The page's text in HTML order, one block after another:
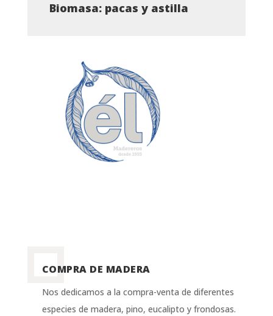
Biomasa: pacas y astilla
COMPRA DE MADERA
Nos dedicamos a la compra-venta de diferentes
especies de madera, pino, eucalipto y frondosas.